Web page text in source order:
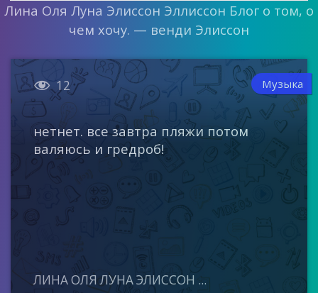
Лина Оля Луна Элиссон Эллиссон Блог о том, о
чем хочу. — венди Элиссон
 12 Музыка
нетнет. все завтра пляжи потом
валяюсь и гредроб!
ЛИНА ОЛЯ ЛУНА ЭЛИССОН ...